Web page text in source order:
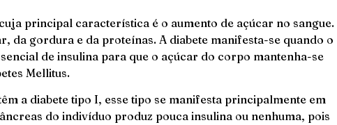
principal característica é o aumento de açúcar no sangue.
da gordura e da proteínas. A diabete manifesta-se quando o
de insulina para que o açúcar do corpo mantenha-se
Mellitus.
a diabete tipo I, esse tipo se manifesta principalmente em
do indivíduo produz pouca insulina ou nenhuma, pois